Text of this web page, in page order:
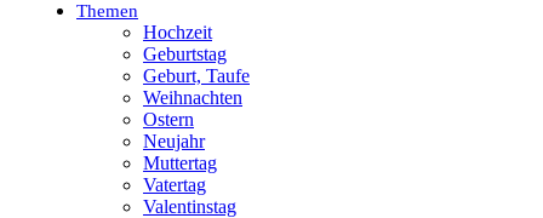
Themen
Hochzeit
Geburtstag
Geburt, Taufe
Weihnachten
Ostern
Neujahr
Muttertag
Vatertag
Valentinstag